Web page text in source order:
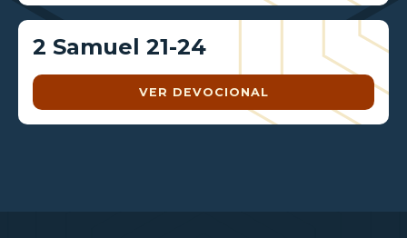
2 Samuel 21-24
VER DEVOCIONAL